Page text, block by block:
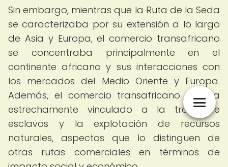
Sin embargo, mientras que la Ruta de la Seda
se caracterizaba por su extensión a lo largo
de Asia y Europa, el comercio transafricano
se concentraba principalmente en el
continente africano y sus interacciones con
los mercados del Medio Oriente y Europa.
Además, el comercio transafricano estaba
estrechamente vinculado a la trata de
esclavos y la explotación de recursos
naturales, aspectos que lo distinguen de
otras rutas comerciales en términos de